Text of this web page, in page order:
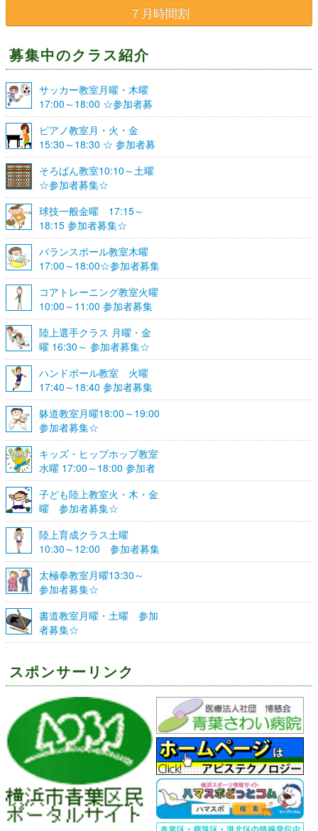
７月時間割
募集中のクラス紹介
サッカー教室月曜・木曜
17:00～18:00 ☆参加者募
集☆
ピアノ教室月・火・金
15:30～18:30 ☆ 参加者募
集☆
そろばん教室10:10～土曜
☆参加者募集☆
球技一般金曜 17:15～
18:15 参加者募集☆
バランスボール教室木曜
17:00～18:00☆参加者募集
☆
コアトレーニング教室火曜
10:00～11:00 参加者募集
陸上選手クラス 月曜・金
曜 16:30～ 参加者募集☆
ハンドボール教室 火曜
17:40～18:40 参加者募集
☆
躰道教室月曜18:00～19:00
参加者募集☆
キッズ・ヒップホップ教室
水曜 17:00～18:00 参加者
募集☆
子ども陸上教室火・木・金
曜 参加者募集☆
陸上育成クラス土曜
10:30～12:00 参加者募集
☆
太極拳教室月曜13:30～
参加者募集☆
書道教室月曜・土曜 参加
者募集☆
スポンサーリンク